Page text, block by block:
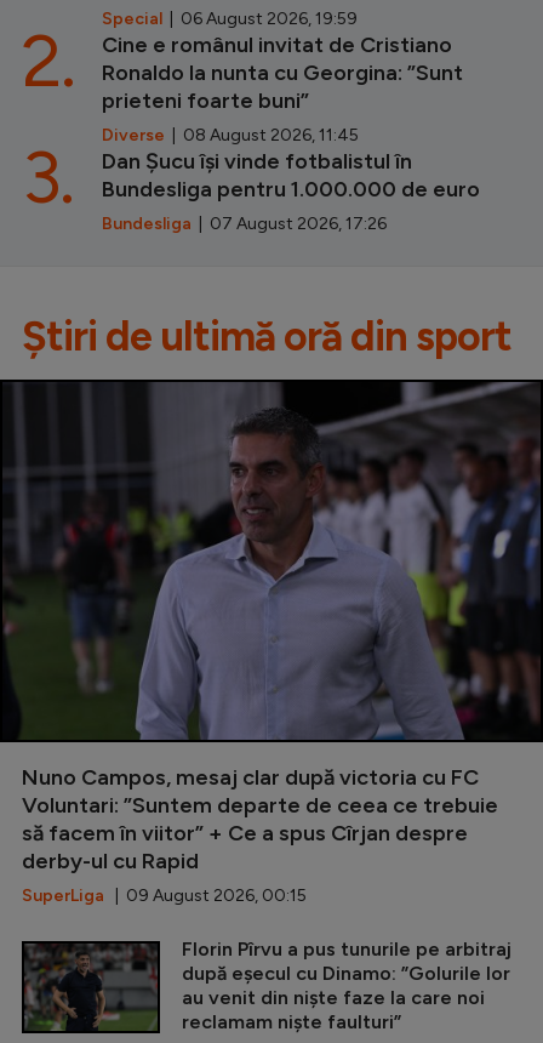
Special | 06 August 2026, 19:59
Cine e românul invitat de Cristiano
Ronaldo la nunta cu Georgina: ”Sunt
prieteni foarte buni”
Diverse | 08 August 2026, 11:45
2.
Dan Șucu își vinde fotbalistul în
Bundesliga pentru 1.000.000 de euro
Bundesliga | 07 August 2026, 17:26
3.
Știri de ultimă oră din sport
Nuno Campos, mesaj clar după victoria cu FC
Voluntari: ”Suntem departe de ceea ce trebuie
să facem în viitor” + Ce a spus Cîrjan despre
derby-ul cu Rapid
SuperLiga | 09 August 2026, 00:15
Florin Pîrvu a pus tunurile pe arbitraj
după eșecul cu Dinamo: ”Golurile lor
au venit din niște faze la care noi
reclamam niște faulturi”